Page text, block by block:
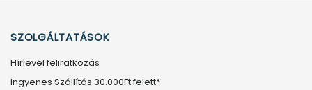
SZOLGÁLTATÁSOK
Hírlevél feliratkozás
Ingyenes Szállítás 30.000Ft felett*